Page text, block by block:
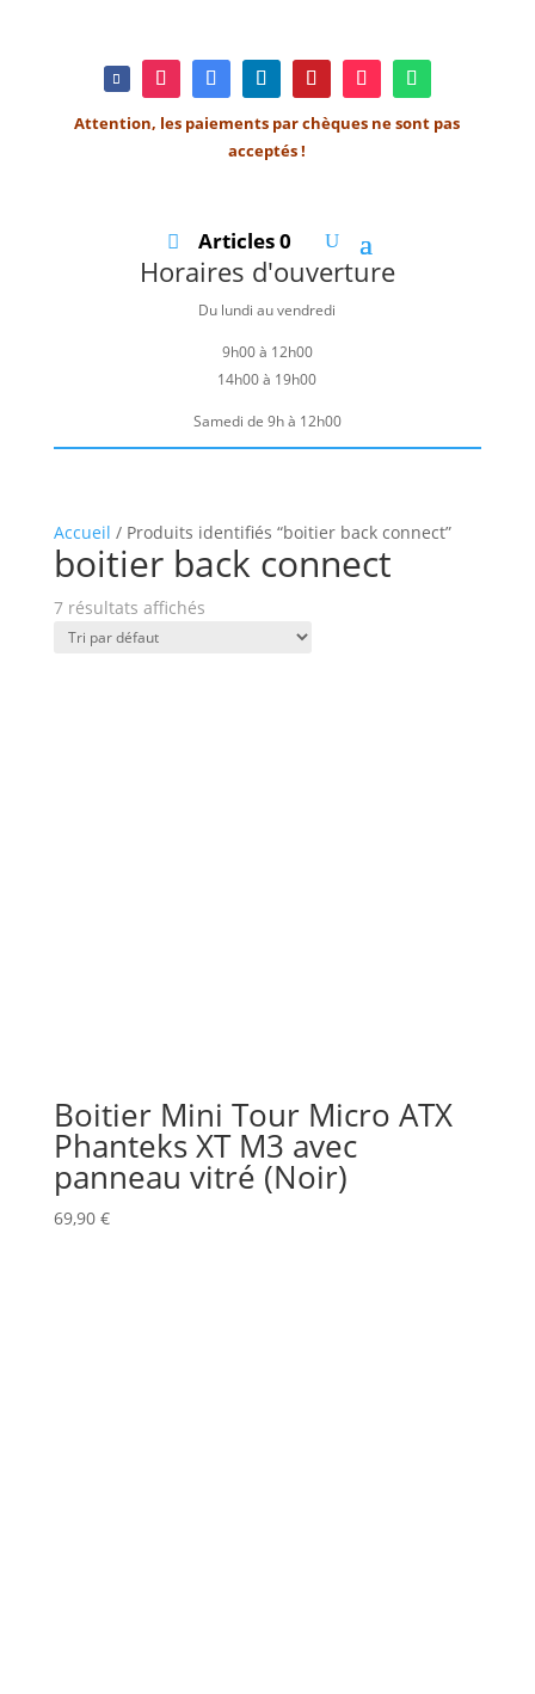
Attention, les paiements par chèques ne sont pas
acceptés !
Articles 0
Horaires d'ouverture
Du lundi au vendredi
9h00 à 12h00
14h00 à 19h00
Samedi de 9h à 12h00
Accueil / Produits identifiés “boitier back connect”
boitier back connect
7 résultats affichés
Boitier Mini Tour Micro ATX
Phanteks XT M3 avec
panneau vitré (Noir)
69,90 €